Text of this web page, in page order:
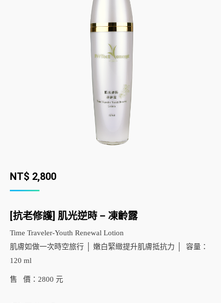
NT$ 2,800
[抗老修護] 肌光逆時 – 凍齡露
Time Traveler-Youth Renewal Lotion
肌膚如做一次時空旅行 │ 嫩白緊緻提升肌膚抵抗力 │ 容量：
120 ml
售 價：2800 元